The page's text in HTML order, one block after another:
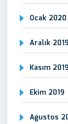
Ocak 2020
Aralık 2019
Kasım 2019
Ekim 2019
Ağustos